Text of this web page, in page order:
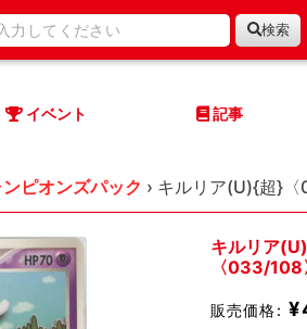
検索
イベント 記事
ピオンズパック › キルリア(U){超}
キルリア
〈033/
販売価格: